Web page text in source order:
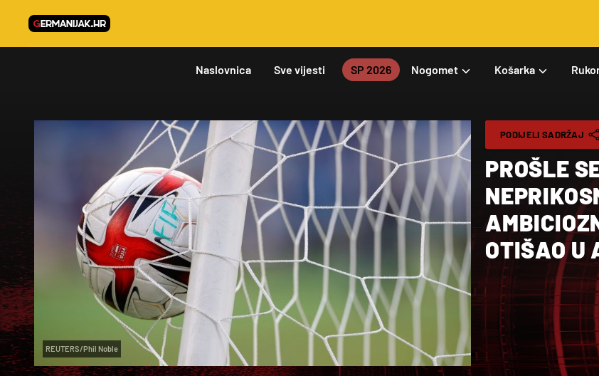
Naslovnica Sve vijesti SP 2026 Nogomet Košarka
REUTERS/Phil Noble
PODIJELI SADRŽAJ
PROŠLE
OTIŠAO U